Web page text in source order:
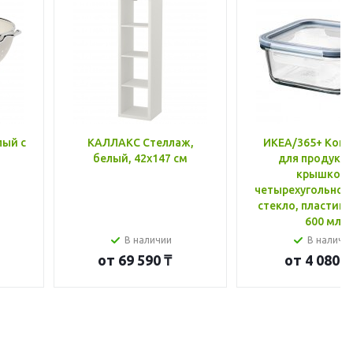
с
КАЛЛАКС Стеллаж,
белый, 42x147 см
В наличии
от 69 590 ₸
ИКЕА/365+
для
крышкой,
стекло, пластик
600 мл
В
от 4 080 ₸